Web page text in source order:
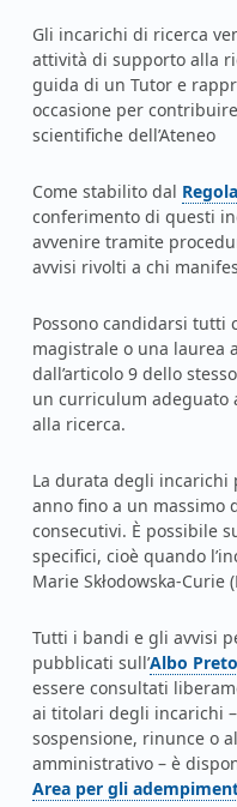
n
c
a
r
i
c
h
i
d
i
R
i
c
e
r
c
Gli incarichi di ricerca
attività di supporto alla
guida di un Tutor e
occasione per
scientifiche dell’Ateneo
Come stabilito dal Link identifier #identifier__123506-2
conferimento di questi
avvenire tramite
avvisi rivolti a chi
Possono candidarsi tutti
magistrale o una laurea
dall’articolo 9 dello
un curriculum adeguato
alla ricerca.
La durata degli
anno fino a un massimo
consecutivi. È possibile
specifici, cioè quando
Marie Skłodowska‑Curie
Tutti i bandi e gli avvisi
pubblicati sull’Link identifier #identifier__104099-3
Albo
essere consultati
ai titolari degli incarichi
sospensione, rinunce o
amministrativo – è
Area per gli